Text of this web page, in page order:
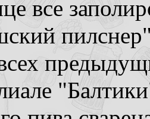
все